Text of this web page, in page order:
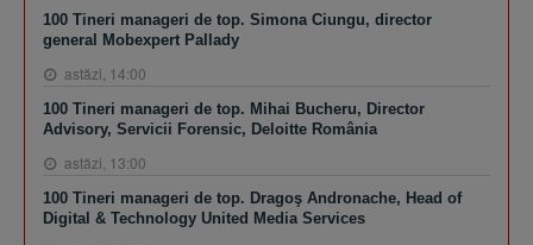
100 Tineri manageri de top. Simona Ciungu, director
general Mobexpert Pallady
astăzi, 14:00
100 Tineri manageri de top. Mihai Bucheru, Director
Advisory, Servicii Forensic, Deloitte România
astăzi, 13:00
100 Tineri manageri de top. Dragoş Andronache, Head of
Digital & Technology United Media Services